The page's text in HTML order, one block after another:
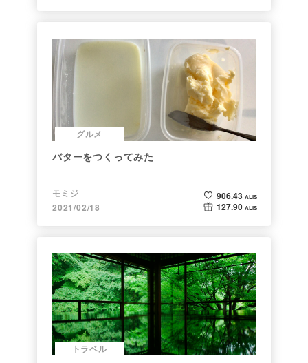
グルメ
バターをつくってみた
モミジ
2021/02/18
906.43 ALIS
127.90 ALIS
トラベル